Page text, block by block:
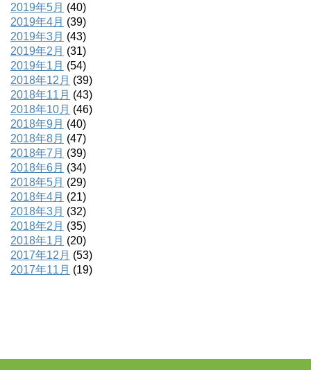
2019年5月 (40)
2019年4月 (39)
2019年3月 (43)
2019年2月 (31)
2019年1月 (54)
2018年12月 (39)
2018年11月 (43)
2018年10月 (46)
2018年9月 (40)
2018年8月 (47)
2018年7月 (39)
2018年6月 (34)
2018年5月 (29)
2018年4月 (21)
2018年3月 (32)
2018年2月 (35)
2018年1月 (20)
2017年12月 (53)
2017年11月 (19)